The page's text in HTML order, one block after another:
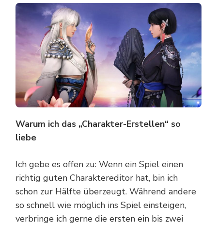
DU
Warum ich das „Charakter-Erstellen“ so
liebe
Ich gebe es offen zu: Wenn ein Spiel einen
richtig guten Charaktereditor hat, bin ich
schon zur Hälfte überzeugt. Während andere
so schnell wie möglich ins Spiel einsteigen,
verbringe ich gerne die ersten ein bis zwei